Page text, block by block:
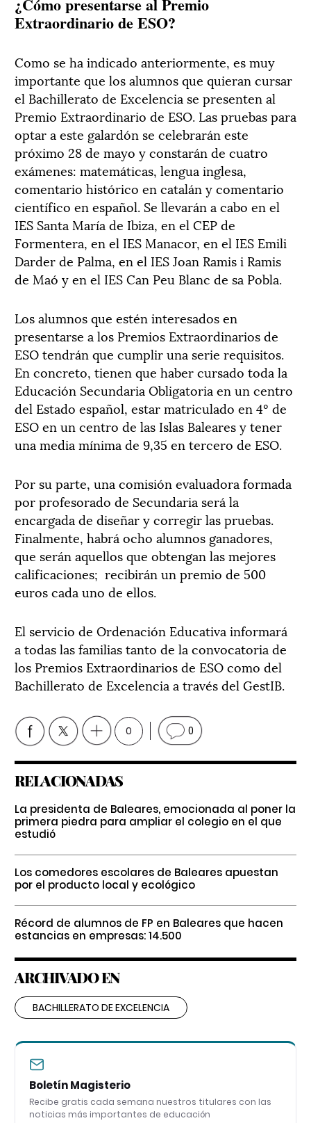
Extraordinario de ESO?
Como se ha indicado anteriormente, es muy
importante que los alumnos que quieran cursar
el Bachillerato de Excelencia se presenten al
Premio Extraordinario de ESO. Las pruebas para
optar a este galardón se celebrarán este
próximo 28 de mayo y constarán de cuatro
exámenes: matemáticas, lengua inglesa,
comentario histórico en catalán y comentario
científico en español. Se llevarán a cabo en el
IES Santa María de Ibiza, en el CEP de
Formentera, en el IES Manacor, en el IES Emili
Darder de Palma, en el IES Joan Ramis i Ramis
de Maó y en el IES Can Peu Blanc de sa Pobla.
Los alumnos que estén interesados en
presentarse a los Premios Extraordinarios de
ESO tendrán que cumplir una serie requisitos.
En concreto, tienen que haber cursado toda la
Educación Secundaria Obligatoria en un centro
del Estado español, estar matriculado en 4º de
ESO en un centro de las Islas Baleares y tener
una media mínima de 9,35 en tercero de ESO.
Por su parte, una comisión evaluadora formada
por profesorado de Secundaria será la
encargada de diseñar y corregir las pruebas.
Finalmente, habrá ocho alumnos ganadores,
que serán aquellos que obtengan las mejores
calificaciones; recibirán un premio de 500
euros cada uno de ellos.
El servicio de Ordenación Educativa informará
a todas las familias tanto de la convocatoria de
los Premios Extraordinarios de ESO como del
Bachillerato de Excelencia a través del GestIB.
0 0
RELACIONADAS
La presidenta de Baleares, emocionada al poner la
primera piedra para ampliar el colegio en el que
estudió
Los comedores escolares de Baleares apuestan
por el producto local y ecológico
Récord de alumnos de FP en Baleares que hacen
estancias en empresas: 14.500
ARCHIVADO EN
BACHILLERATO DE EXCELENCIA
Boletín Magisterio
Recibe gratis cada semana nuestros titulares con las
noticias más importantes de educación